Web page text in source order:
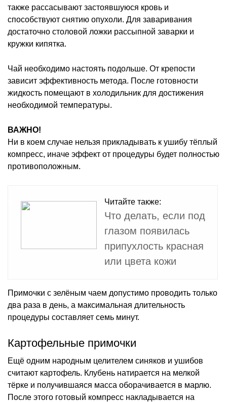
также рассасывают застоявшуюся кровь и
способствуют снятию опухоли. Для заваривания
достаточно столовой ложки рассыпной заварки и
кружки кипятка.
Чай необходимо настоять подольше. От крепости
зависит эффективность метода. После готовности
жидкость помещают в холодильник для достижения
необходимой температуры.
ВАЖНО!
Ни в коем случае нельзя прикладывать к ушибу тёплый
компресс, иначе эффект от процедуры будет полностью
противоположным.
Читайте также:
Что делать, если под
глазом появилась
припухлость красная
или цвета кожи
Примочки с зелёным чаем допустимо проводить только
два раза в день, а максимальная длительность
процедуры составляет семь минут.
Картофельные примочки
Ещё одним народным целителем синяков и ушибов
считают картофель. Клубень натирается на мелкой
тёрке и получившаяся масса оборачивается в марлю.
После этого готовый компресс накладывается на